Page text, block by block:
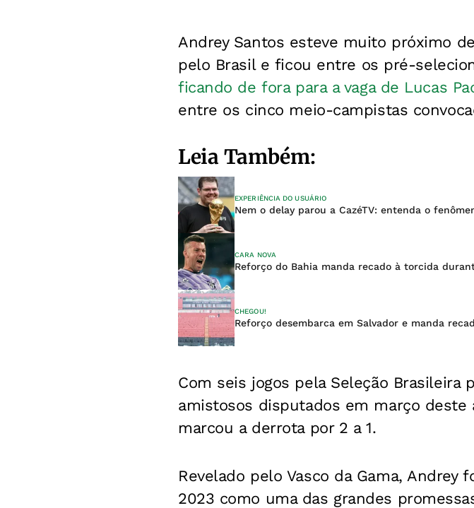
Andrey Santos esteve muito próximo
pelo Brasil e ficou entre os pré-
ficando de fora para a vaga de Lucas
entre os cinco meio-campistas
Leia Também:
EXPERIÊNCIA DO USUÁRIO
Nem o delay parou a CazéTV: entenda o
CARA NOVA
Reforço do Bahia manda recado à torcida
CHEGOU!
Reforço desembarca em Salvador e manda
Com seis jogos pela Seleção Brasileira
amistosos disputados em março deste
marcou a derrota por 2 a 1.
Revelado pelo Vasco da Gama,
2023 como uma das grandes